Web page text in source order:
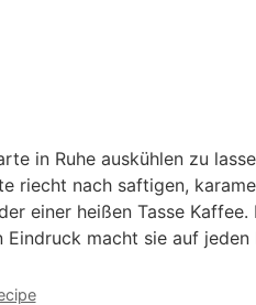
in Ruhe auskühlen zu
riecht nach saftigen,
einer heißen Tasse Kaffee.
macht sie auf jeden